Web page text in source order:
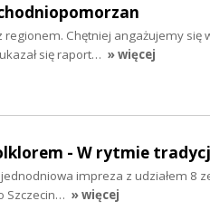
regionem. Chętniej angażujemy się
się raport… » więcej
- W rytmie
impreza z udziałem 8
Szczecin… » więcej